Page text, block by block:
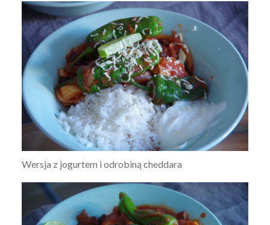
Wersja z jogurtem i odrobiną cheddara